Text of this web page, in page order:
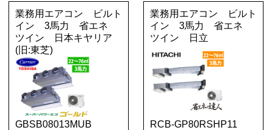
業務用エアコン ビルト
イン 3馬力 省エネ
ツイン 日本キヤリア
(旧:東芝)
GBSB08013MUB
業務用エアコン ビルト
イン 3馬力 省エネ
ツイン 日立
RCB-GP80RSHP11